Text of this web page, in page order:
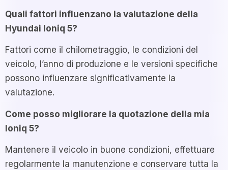
Quali fattori influenzano la valutazione della
Hyundai Ioniq 5?
Fattori come il chilometraggio, le condizioni del
veicolo, l’anno di produzione e le versioni specifiche
possono influenzare significativamente la
valutazione.
Come posso migliorare la quotazione della mia
Ioniq 5?
Mantenere il veicolo in buone condizioni, effettuare
regolarmente la manutenzione e conservare tutta la